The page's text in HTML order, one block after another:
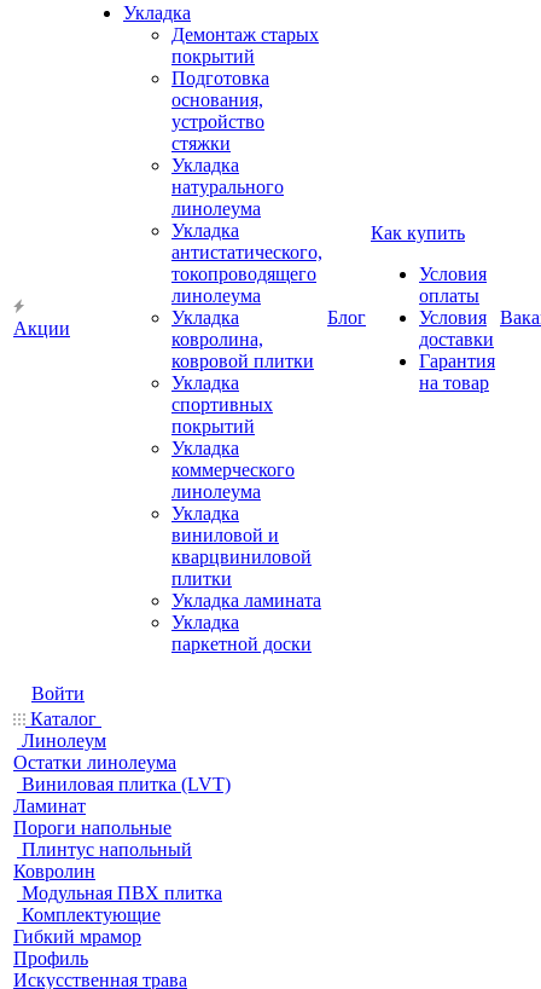
Акции
Укладка
Демонтаж старых
покрытий
Подготовка
основания,
устройство
стяжки
Укладка
натурального
линолеума
Укладка
антистатического,
токопроводящего
линолеума
Укладка
ковролина,
ковровой плитки
Укладка
спортивных
покрытий
Укладка
коммерческого
линолеума
Укладка
виниловой и
кварцвиниловой
плитки
Укладка ламината
Укладка
паркетной доски
Блог
Как купить
Условия
оплаты
Условия
доставки
Гарантия
на товар
Войти
Каталог
Линолеум
Остатки линолеума
Виниловая плитка (LVT)
Ламинат
Пороги напольные
Плинтус напольный
Ковролин
Модульная ПВХ плитка
Комплектующие
Гибкий мрамор
Профиль
Искусственная трава